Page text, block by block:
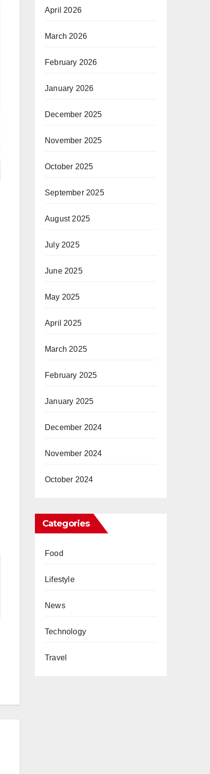
April 2026
March 2026
February 2026
January 2026
December 2025
November 2025
October 2025
September 2025
August 2025
July 2025
June 2025
May 2025
April 2025
March 2025
February 2025
January 2025
December 2024
November 2024
October 2024
Categories
Food
Lifestyle
News
Technology
Travel